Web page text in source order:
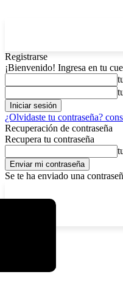
Registrarse
¡Bienvenido! Ingresa en tu
¿Olvidaste tu contraseña?
Recuperación de contraseña
Recupera tu contraseña
Se te ha enviado una